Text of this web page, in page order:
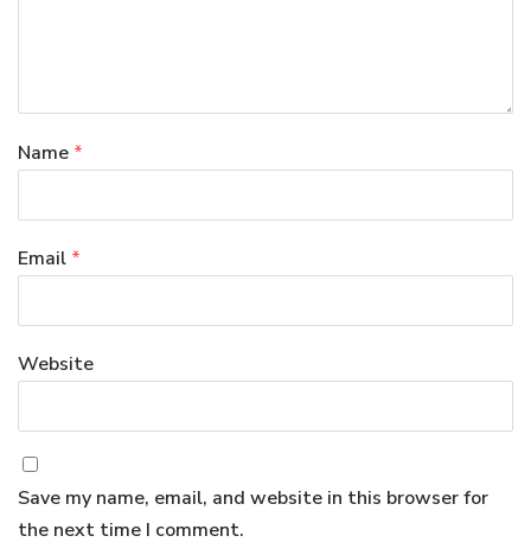
Name *
Email *
Website
Save my name, email, and website in this browser for
the next time I comment.